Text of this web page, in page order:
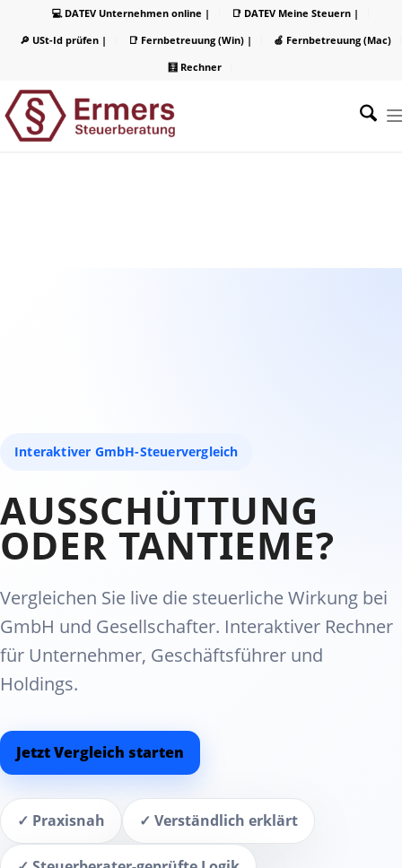
💻 DATEV Unternehmen online |
📑 DATEV Meine Steuern |
🔎 USt-Id prüfen |
📑 Fernbetreuung (Win) |
🍏 Fernbetreuung (Mac)
🧮 Rechner
Interaktiver GmbH-Steuervergleich
AUSSCHÜTTUNG
ODER TANTIEME?
Vergleichen Sie live die steuerliche Wirkung bei
GmbH und Gesellschafter. Interaktiver Rechner
für Unternehmer, Geschäftsführer und
Holdings.
Jetzt Vergleich starten
✓ Praxisnah ✓ Verständlich erklärt